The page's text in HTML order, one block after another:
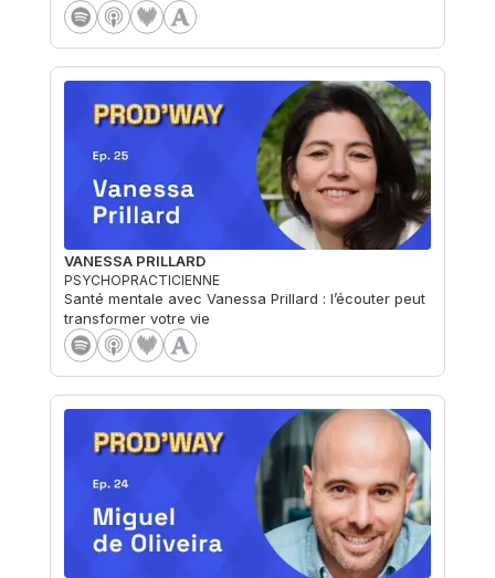
VANESSA PRILLARD
PSYCHOPRACTICIENNE
Santé mentale avec Vanessa Prillard : l’écouter peut
transformer votre vie